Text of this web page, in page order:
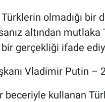
olmadığı
altından
gerçekliği ifade
Vladimir Putin –
beceriyle kullanan